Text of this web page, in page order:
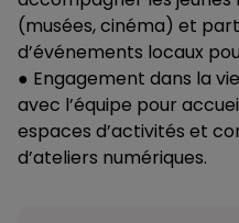
(musées, cinéma) et
d’événements locaux
● Engagement dans la
avec l’équipe pour
espaces d’activités et
d’ateliers numériques.